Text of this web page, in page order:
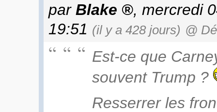
par Blake
, mercredi
19:51 (il y a 428 jours) @
Est-ce que
souvent Trump ?
Resserrer les